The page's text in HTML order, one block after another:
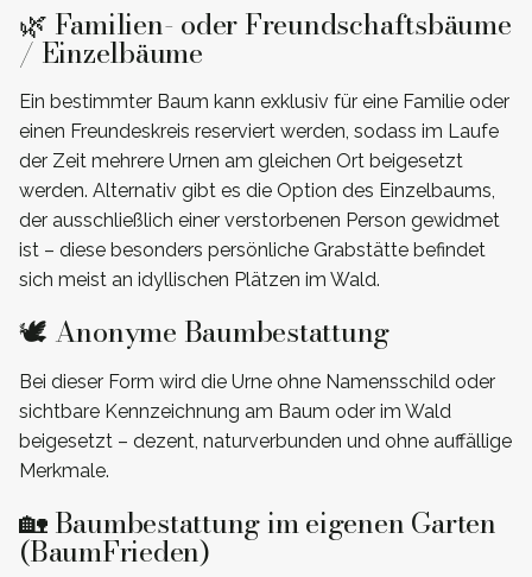
🌿 Familien- oder Freundschaftsbäume
/ Einzelbäume
Ein bestimmter Baum kann exklusiv für eine Familie oder
einen Freundeskreis reserviert werden, sodass im Laufe
der Zeit mehrere Urnen am gleichen Ort beigesetzt
werden. Alternativ gibt es die Option des Einzelbaums,
der ausschließlich einer verstorbenen Person gewidmet
ist – diese besonders persönliche Grabstätte befindet
sich meist an idyllischen Plätzen im Wald.
🕊️ Anonyme Baumbestattung
Bei dieser Form wird die Urne ohne Namensschild oder
sichtbare Kennzeichnung am Baum oder im Wald
beigesetzt – dezent, naturverbunden und ohne auffällige
Merkmale.
🏡 Baumbestattung im eigenen Garten
(BaumFrieden)